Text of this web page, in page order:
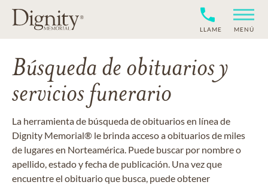
LLAME MENÚ
Búsqueda de obituarios y
servicios funerario
La herramienta de búsqueda de obituarios en línea de
Dignity Memorial® le brinda acceso a obituarios de miles
de lugares en Norteamérica. Puede buscar por nombre o
apellido, estado y fecha de publicación. Una vez que
encuentre el obituario que busca, puede obtener